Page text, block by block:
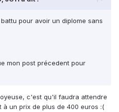
pour avoir un diplome sans
mon post précedent pour
c'est qu'il faudra attendre
à un prix de plus de 400 euros :(